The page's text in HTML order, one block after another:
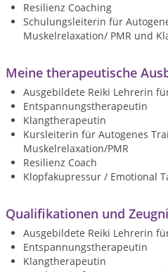
Resilienz Coaching
Schulungsleiterin für
Muskelrelaxation/ PMR und
Meine therapeutische
Ausgebildete Reiki Lehrerin
Entspannungstherapeutin
Klangtherapeutin
Kursleiterin für Autogenes
Muskelrelaxation/PMR
Resilienz Coach
Klopfakupressur / Emotional
Qualifikationen und
Ausgebildete Reiki Lehrerin
Entspannungstherapeutin
Klangtherapeutin